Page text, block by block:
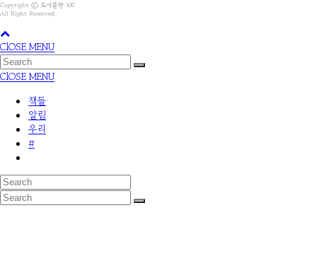
Copyright ⓒ 도서출판 100
All Right Reserved.
ClOSE MENU
ClOSE MENU
책들
알림
우리
#